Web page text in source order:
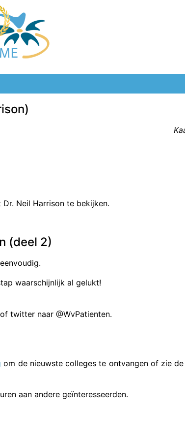
Neil Harrison te bekijken.
(deel 2)
waarschijnlijk al gelukt!
of twitter naar @WvPatienten.
om de nieuwste colleges te ontvangen of zie de
aan andere geïnteresseerden.